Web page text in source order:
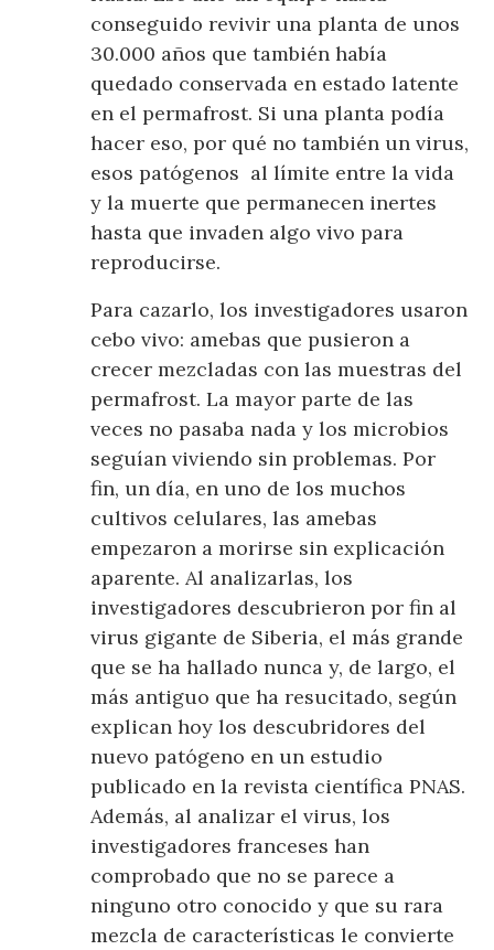
conseguido revivir una planta de unos
30.000 años que también había
quedado conservada en estado latente
en el permafrost. Si una planta podía
hacer eso, por qué no también un virus,
esos patógenos al límite entre la vida
y la muerte que permanecen inertes
hasta que invaden algo vivo para
reproducirse.
Para cazarlo, los investigadores usaron
cebo vivo: amebas que pusieron a
crecer mezcladas con las muestras del
permafrost. La mayor parte de las
veces no pasaba nada y los microbios
seguían viviendo sin problemas. Por
fin, un día, en uno de los muchos
cultivos celulares, las amebas
empezaron a morirse sin explicación
aparente. Al analizarlas, los
investigadores descubrieron por fin al
virus gigante de Siberia, el más grande
que se ha hallado nunca y, de largo, el
más antiguo que ha resucitado, según
explican hoy los descubridores del
nuevo patógeno en un estudio
publicado en la revista científica PNAS.
Además, al analizar el virus, los
investigadores franceses han
comprobado que no se parece a
ninguno otro conocido y que su rara
mezcla de características le convierte